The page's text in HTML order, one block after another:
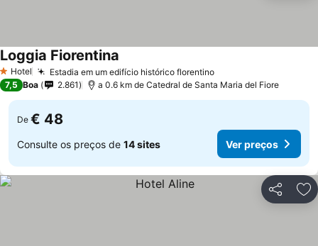
1 Estrelas
Hotel Estadia em um edifício histórico florentino
Loggia Fiorentina
7,5 Boa 2.861 a 0.6 km de Catedral de Santa Maria del Fiore
De € 48
Consulte os preços de 14 sites Ver preços
Partilhar